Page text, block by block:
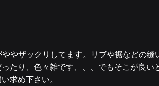
やザックリしてます。リブや裾などの縫
たり、色々雑です、、、でもそこが良い
求め下さい。